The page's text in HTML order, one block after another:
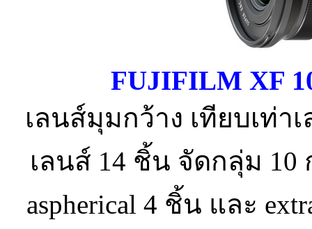
FUJIFILM XF
เลนส์มุมกว้าง เทียบเท่า
เลนส์ 14 ชิ้น จัดกลุ่ม
aspherical 4 ชิ้น และ